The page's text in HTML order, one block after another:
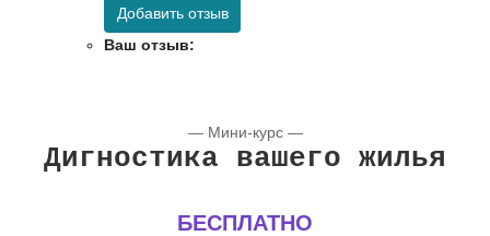
Добавить отзыв
Ваш отзыв:
— Мини-курс —
Дигностика вашего жилья
БЕСПЛАТНО